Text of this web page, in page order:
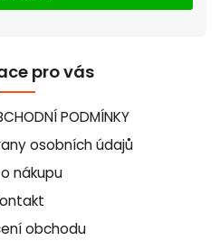
pro vás
PODMÍNKY
osobních údajů
nákupu
obchodu